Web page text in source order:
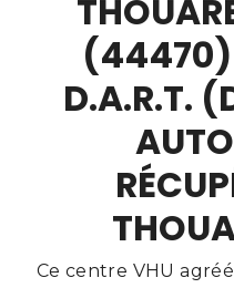
Search
(44470)
D.A.R.T.
Ce centre VHU